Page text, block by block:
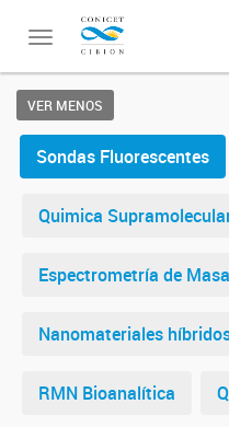
Toggle
VER MENOS
Sondas Fluorescentes
Quimica
Espectrometría de
Nanomateriales
RMN Bioanalítica